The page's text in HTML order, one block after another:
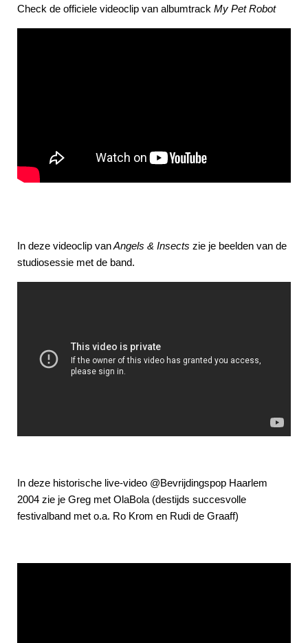
Check de officiele videoclip van albumtrack My Pet Robot
In deze videoclip vanAngels & Insects zie je beelden van de
studiosessie met de band.
In deze historische live-video @Bevrijdingspop Haarlem
2004 zie je Greg met OlaBola (destijds succesvolle
festivalband met o.a. Ro Krom en Rudi de Graaff)